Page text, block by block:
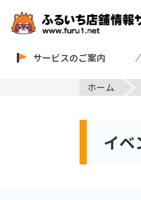
サービスのご案内
ホーム
イベ